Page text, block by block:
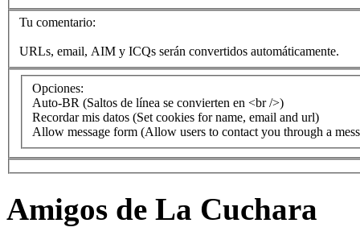
Tu comentario:
URLs, email, AIM y ICQs serán convertidos automáticamente.
Opciones:
Auto-BR (Saltos de línea se convierten en <br />)
Recordar mis datos (Set cookies for name, email and url)
Allow message form (Allow users to contact you through a
Amigos de La Cuchara